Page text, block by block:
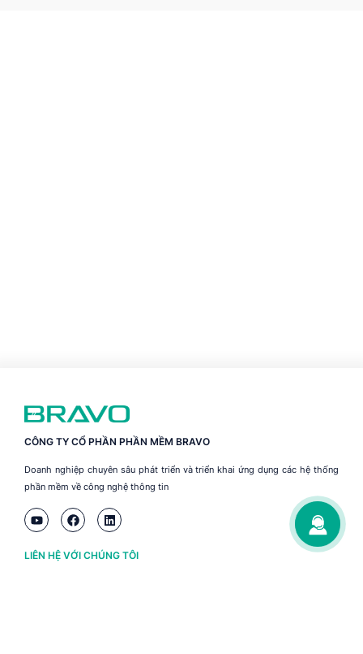
CÔNG TY CỔ PHẦN PHẦN MỀM BRAVO
Doanh nghiệp chuyên sâu phát triển và triển khai ứng dụng các hệ thống
phần mềm về công nghệ thông tin
LIÊN HỆ VỚI CHÚNG TÔI